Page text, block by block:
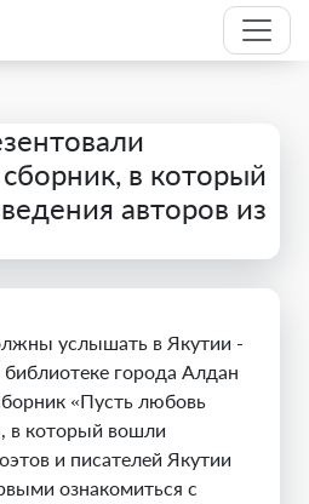
в который
авторов из
услышать в Якутии -
города Алдан
«Пусть любовь
в который вошли
и писателей Якутии
ознакомиться с